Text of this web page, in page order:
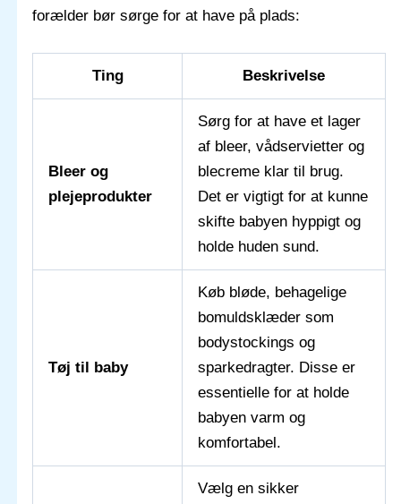
forælder bør sørge for at have på plads:
Ting Beskrivelse
Bleer og
plejeprodukter
Sørg for at have et lager
af bleer, vådservietter og
blecreme klar til brug.
Det er vigtigt for at kunne
skifte babyen hyppigt og
holde huden sund.
Tøj til baby
Køb bløde, behagelige
bomuldsklæder som
bodystockings og
sparkedragter. Disse er
essentielle for at holde
babyen varm og
komfortabel.
Vælg en sikker